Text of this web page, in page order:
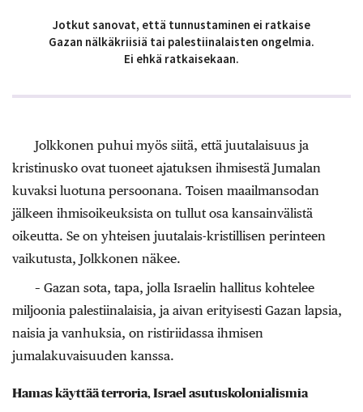
Jotkut sanovat, että tunnustaminen ei ratkaise
Gazan nälkäkriisiä tai palestiinalaisten ongelmia.
Ei ehkä ratkaisekaan.
Jolkkonen puhui myös siitä, että juutalaisuus ja
kristinusko ovat tuoneet ajatuksen ihmisestä Jumalan
kuvaksi luotuna persoonana. Toisen maailmansodan
jälkeen ihmisoikeuksista on tullut osa kansainvälistä
oikeutta. Se on yhteisen juutalais-kristillisen perinteen
vaikutusta, Jolkkonen näkee.
– Gazan sota, tapa, jolla Israelin hallitus kohtelee
miljoonia palestiinalaisia, ja aivan erityisesti Gazan lapsia,
naisia ja vanhuksia, on ristiriidassa ihmisen
jumalakuvaisuuden kanssa.
Hamas käyttää terroria, Israel asutuskolonialismia